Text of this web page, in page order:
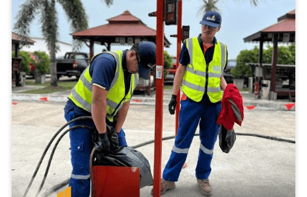
อย่างแม่นยำ ช่วยลดความเสี่ยงต่อความเสียหายเพิ่มเติม
ทีมงานผู้เชี่ยวชาญมีประสบการณ์ตรงในงานซ่อมพื้น
อุตสาหกรรม พร้อมวิเคราะห์หน้างานอย่างละเอียดก่อน
ดำเนินการ จึงเป็นโซลูชันแก้พื้นทรุดที่คุ้มค่า รวดเร็ว และ
ตอบโจทย์งานอุตสาหกรรมในระยะยาว